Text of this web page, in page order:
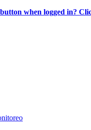
when logged in?